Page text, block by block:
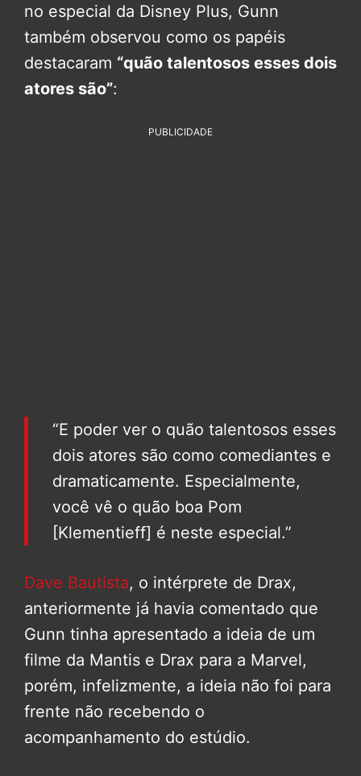
no especial da Disney Plus, Gunn
também observou como os papéis
destacaram “quão talentosos esses dois
atores são”:
PUBLICIDADE
“E poder ver o quão talentosos esses
dois atores são como comediantes e
dramaticamente. Especialmente,
você vê o quão boa Pom
[Klementieff] é neste especial.”
Dave Bautista, o intérprete de Drax,
anteriormente já havia comentado que
Gunn tinha apresentado a ideia de um
filme da Mantis e Drax para a Marvel,
porém, infelizmente, a ideia não foi para
frente não recebendo o
acompanhamento do estúdio.